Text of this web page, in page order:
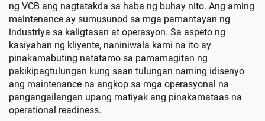
ng VCB ang nagtatakda sa haba ng buhay nito. Ang aming
maintenance ay sumusunod sa mga pamantayan ng
industriya sa kaligtasan at operasyon. Sa aspeto ng
kasiyahan ng kliyente, naniniwala kami na ito ay
pinakamabuting natatamo sa pamamagitan ng
pakikipagtulungan kung saan tulungan naming idisenyo
ang maintenance na angkop sa mga operasyonal na
pangangailangan upang matiyak ang pinakamataas na
operational readiness.